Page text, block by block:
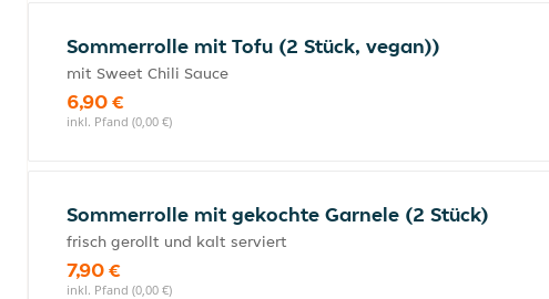
Sommerrolle mit Tofu (2 Stück, vegan))
mit Sweet Chili Sauce
6,90 €
inkl. Pfand (0,00 €)
Sommerrolle mit gekochte Garnele (2 Stück)
frisch gerollt und kalt serviert
7,90 €
inkl. Pfand (0,00 €)